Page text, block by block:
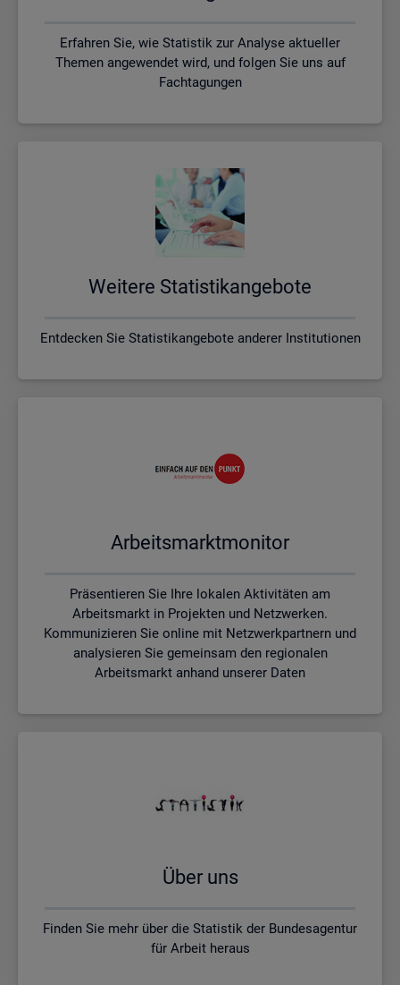
Erfahren Sie, wie Statistik zur Analyse aktueller
Themen angewendet wird, und folgen Sie uns auf
Fachtagungen
Wei­te­re Sta­tis­tik­an­ge­bo­te
Entdecken Sie Statistikangebote anderer Institutionen
Ar­beits­markt­mo­ni­tor
Präsentieren Sie Ihre lokalen Aktivitäten am
Arbeitsmarkt in Projekten und Netzwerken.
Kommunizieren Sie online mit Netzwerkpartnern und
analysieren Sie gemeinsam den regionalen
Arbeitsmarkt anhand unserer Daten
Über uns
Finden Sie mehr über die Statistik der Bundesagentur
für Arbeit heraus